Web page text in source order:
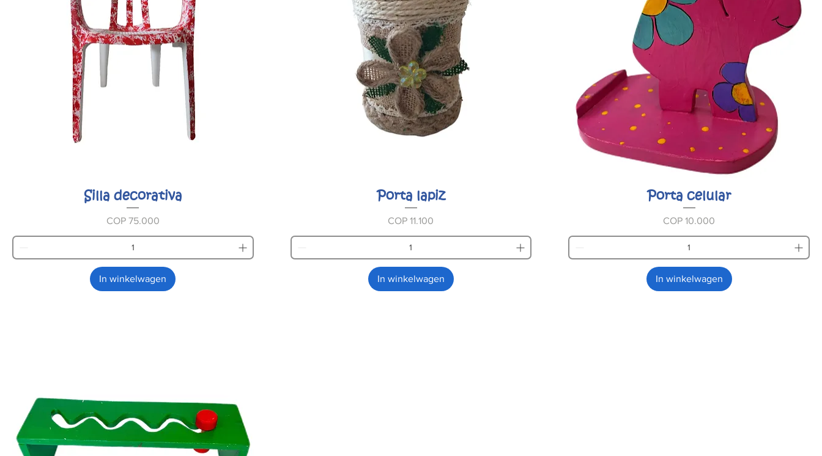
Silla decorativa
Prijs
COP 75.000
In winkelwagen
Porta lapiz
Prijs
COP 11.100
In winkelwagen
Porta celular
Prijs
COP 10.000
In winkelwagen